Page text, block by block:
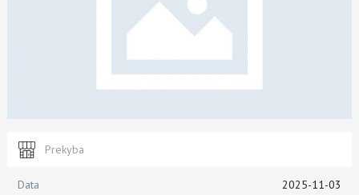
Prekyba
Data 2025-11-03